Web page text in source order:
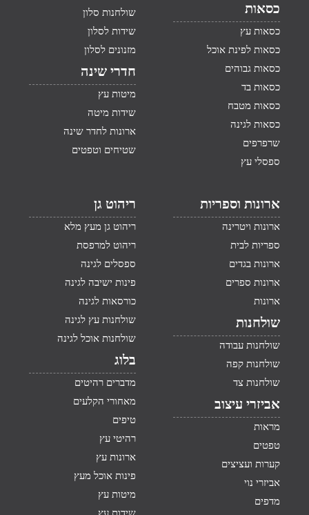
כסאות
כסאות עץ
כסאות לפינת אוכל
כסאות גבוהים
כסאות בד
כסאות מטבח
כסאות לגינה
שרפרפים
ספסלי עץ
שולחנות סלון
שידות לסלון
מזנונים לסלון
חדרי שינה
מיטות עץ
שידות מיטה
ארונות לחדר שינה
שטיחים וטפטים
ארונות וספריות
ארונות ויטרינה
ספריות לבית
ארונות בגדים
ארונות ספרים
ארונות
שולחנות
שולחנות עבודה
שולחנות קפה
שולחנות צד
אביזרי עיצוב
מראות
טפטים
קערות ועציצים
אביזרי נוי
מדפים
ריהוט גן
ריהוט גן מעץ מלא
ריהוט למרפסת
ספסלים לגינה
פינות ישיבה לגינה
כורסאות לגינה
שולחנות עץ לגינה
שולחנות אוכל לגינה
בלוג
מדברים רהיטים
מאחורי הקלעים
טיפים
רהיטי עץ
ארונות עץ
פינות אוכל מעץ
מיטות עץ